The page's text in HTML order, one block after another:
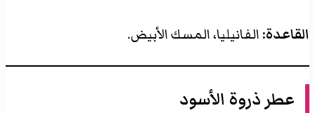
القاعدة: الفانيليا، المسك الأبيض.
عطر ذروة الأسود